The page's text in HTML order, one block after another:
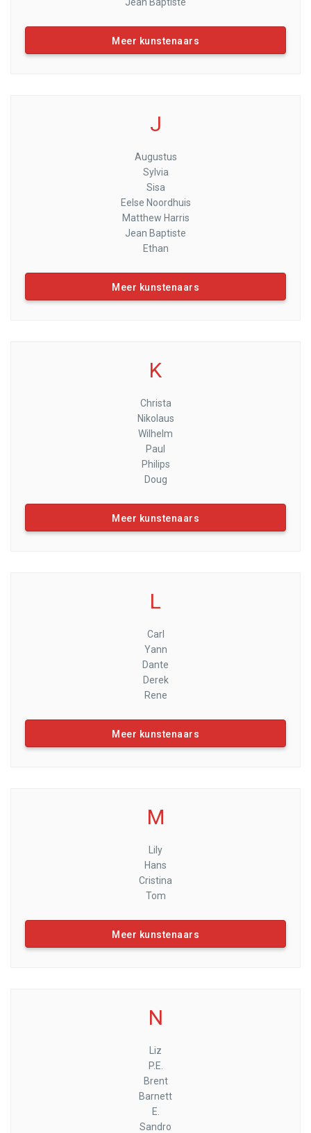
Meer kunstenaars
J
Augustus
Sylvia
Sisa
Eelse Noordhuis
Matthew Harris
Jean Baptiste
Ethan
Meer kunstenaars
K
Christa
Nikolaus
Wilhelm
Paul
Philips
Doug
Meer kunstenaars
L
Carl
Yann
Dante
Derek
Rene
Meer kunstenaars
M
Lily
Hans
Cristina
Tom
Meer kunstenaars
N
Liz
P.E.
Brent
Barnett
E.
Sandro